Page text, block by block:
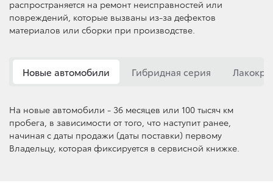
распространяется на ремонт неисправностей или
повреждений, которые вызваны из-за дефектов
материалов или сборки при производстве.
Новые автомобили Гибридная серия
На новые автомобили - 36 месяцев или 100 тысяч км
пробега, в зависимости от того, что наступит ранее,
начиная с даты продажи (даты поставки) первому
Владельцу, которая фиксируется в сервисной книжке.